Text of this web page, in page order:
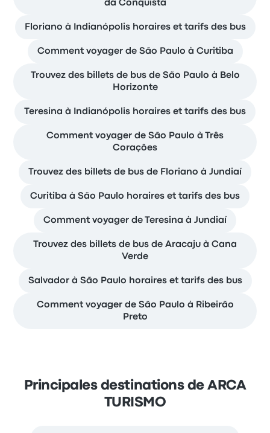
da Conquista
Floriano à Indianópolis horaires et tarifs des bus
Comment voyager de São Paulo à Curitiba
Trouvez des billets de bus de São Paulo à Belo
Horizonte
Teresina à Indianópolis horaires et tarifs des bus
Comment voyager de São Paulo à Três
Corações
Trouvez des billets de bus de Floriano à Jundiaí
Curitiba à São Paulo horaires et tarifs des bus
Comment voyager de Teresina à Jundiaí
Trouvez des billets de bus de Aracaju à Cana
Verde
Salvador à São Paulo horaires et tarifs des bus
Comment voyager de São Paulo à Ribeirão
Preto
Principales destinations de ARCA
TURISMO